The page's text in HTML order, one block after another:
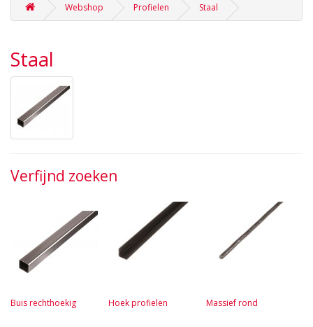
Webshop Profielen Staal
Staal
Verfijnd zoeken
Buis rechthoekig Hoek profielen Massief rond